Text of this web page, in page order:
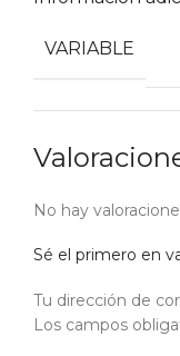
VARIABLE
No hay
Sé el primero en
Tu dirección de
Los campos